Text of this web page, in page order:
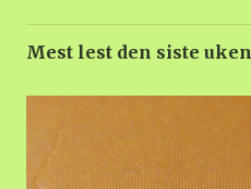
Mest lest den siste uken